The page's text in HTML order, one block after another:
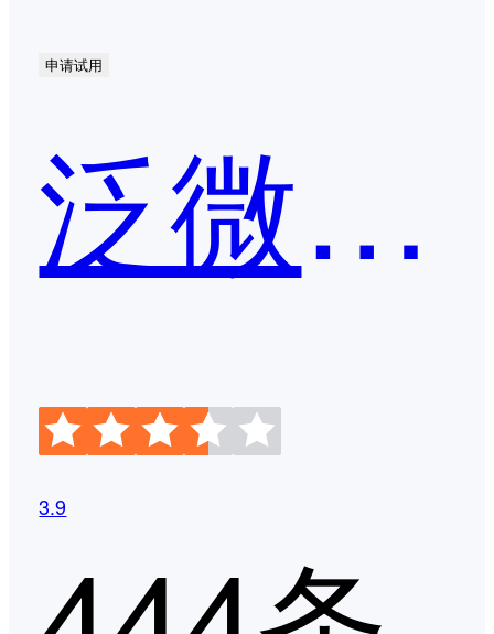
申请试用
泛微OA
3.9